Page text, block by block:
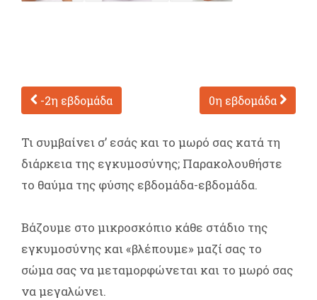
-2η εβδομάδα 0η εβδομάδα
Τι συμβαίνει σ’ εσάς και το μωρό σας κατά τη
διάρκεια της εγκυμοσύνης; Παρακολουθήστε
το θαύμα της φύσης εβδομάδα-εβδομάδα.
Βάζουμε στο μικροσκόπιο κάθε στάδιο της
εγκυμοσύνης και «βλέπουμε» μαζί σας το
σώμα σας να μεταμορφώνεται και το μωρό σας
να μεγαλώνει.